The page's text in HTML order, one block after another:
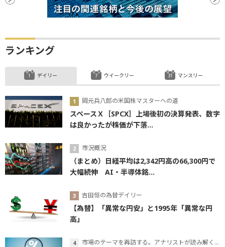
ランキング
デイリー
岡元兵八郎の米国株マスターへの道
スペースＸ［SPCX］上場後初の決算発表、数字
は良かったが株価が下落...
市況概況
（まとめ）日経平均は2,342円高の66,300円で
大幅続伸 AI・半導体銘...
吉田恒の為替デイリー
【為替】「異常な円安」と1995年「異常な円
高」
市場のテーマを再訪する。アナリストが読み解くテーマの本質
ウイークリー マンスリー